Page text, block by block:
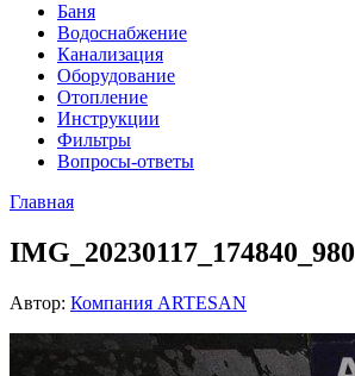
Баня
Водоснабжение
Канализация
Оборудование
Отопление
Инструкции
Фильтры
Вопросы-ответы
Главная
IMG_20230117_174840_980
Автор: Компания ARTESAN